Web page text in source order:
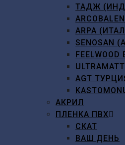
ТАДЖ
ARPA
SENOSAN
AGT
АКРИЛ
ПЛЕНКА ПВХ
СКАТ
ВАШ ДЕНЬ